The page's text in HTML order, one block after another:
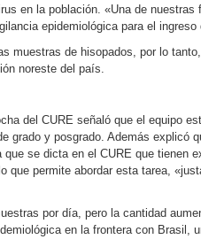
en la población. «Una de
epidemiológica para el
de hisopados, por lo
noreste del país.
del CURE señaló que el equipo
y posgrado. Además explicó
se dicta en el CURE que tienen
permite abordar esta tarea,
por día, pero la cantidad
en la frontera con Brasil,